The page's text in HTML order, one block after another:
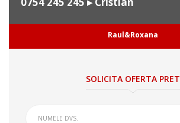
Raul&Roxana
SOLICITA OFERTA PRET